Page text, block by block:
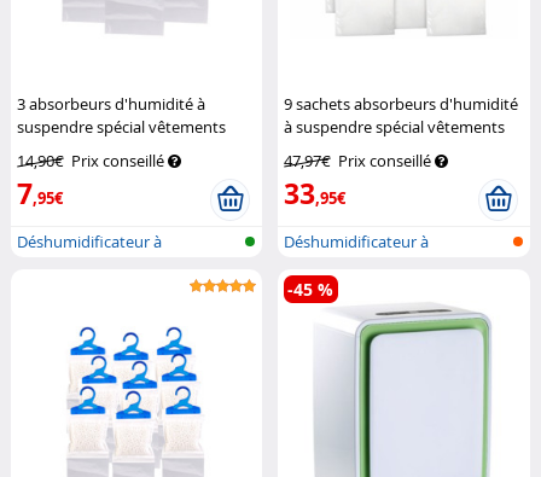
3 absorbeurs d'humidité à
suspendre spécial vêtements
Sichler Haushaltsgeräte
14,90€ Prix conseillé
7,95€
Déshumidificateur à
9 sachets absorbeurs d'humidité
à suspendre spécial vêtements
Sichler Haushaltsgeräte
47,97€ Prix conseillé
33,95€
Déshumidificateur à
suspendre
-45 %